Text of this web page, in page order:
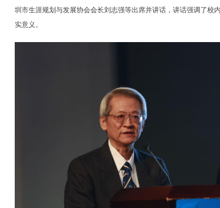
圳市生涯规划与发展协会会长刘志强等出席并讲话，讲话强调了校
实意义。